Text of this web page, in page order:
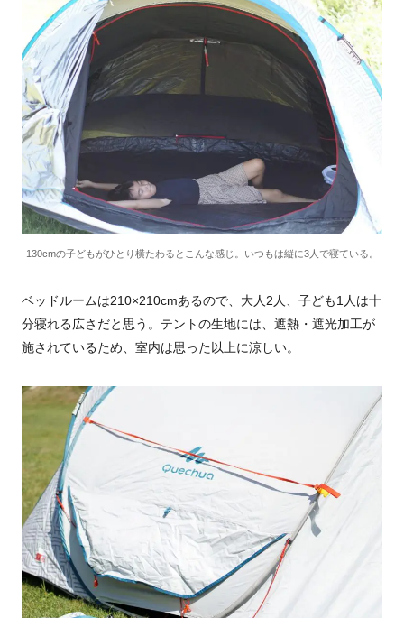
130cmの子どもがひとり横たわるとこんな感じ。いつもは縦に3人で寝ている。
ベッドルームは210×210cmあるので、大人2人、子ども1人は十
分寝れる広さだと思う。テントの生地には、遮熱・遮光加工が
施されているため、室内は思った以上に涼しい。